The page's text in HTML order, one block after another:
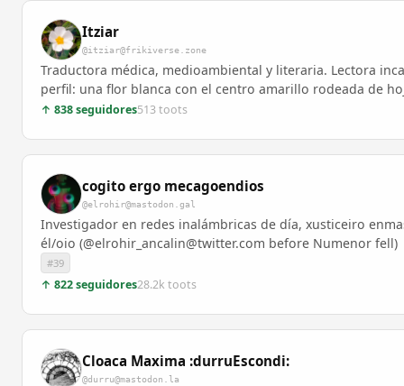
Itziar
@itziar@frikiverse.zone
Traductora médica, medioambiental y literaria. Lectora
perfil: una flor blanca con el centro amarillo rodeada de
↑ 838 seguidores513 toots
cogito ergo mecagoendios
@elrohir@mastodon.gal
Investigador en redes inalámbricas de día, xusticeiro
él/oio (@elrohir_ancalin@twitter.com before Numenor fell)
#39
↑ 822 seguidores28.2k toots
Cloaca Maxima :durruEscondi:
@durru@mastodon.la